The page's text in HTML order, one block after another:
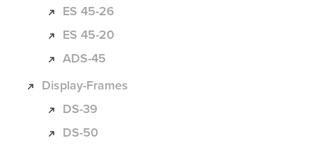
ES 45-26
ES 45-20
ADS-45
Display-Frames
DS-39
DS-50